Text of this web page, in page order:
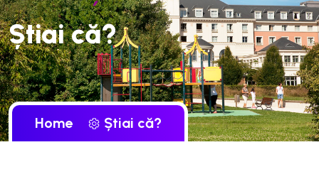
Știai că?
Home Știai că?